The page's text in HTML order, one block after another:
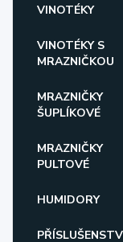
VINOTÉKY
VINOTÉKY S
MRAZNIČKOU
MRAZNIČKY
ŠUPLÍKOVÉ
MRAZNIČKY
PULTOVÉ
HUMIDORY